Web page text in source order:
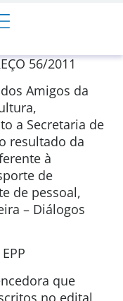
56/2011
Amigos da
a Secretaria de
resultado da
à
de
de pessoal,
– Diálogos
que
no edital